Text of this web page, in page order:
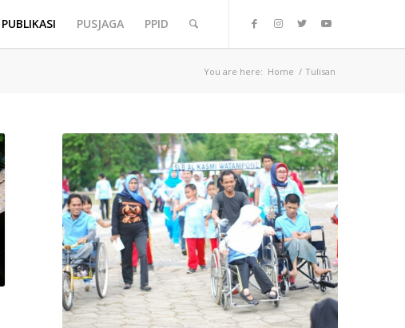
PUBLIKASI PUSJAGA PPID
You are here: Home / Tulisan